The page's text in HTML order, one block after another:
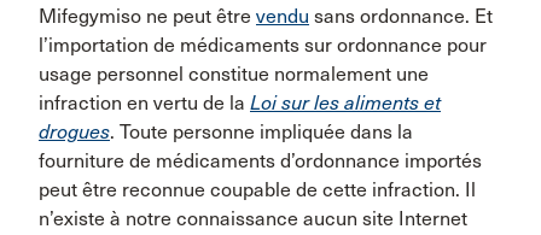
Mifegymiso ne peut être vendu sans ordonnance. Et
l’importation de médicaments sur ordonnance pour
usage personnel constitue normalement une
infraction en vertu de la Loi sur les aliments et
drogues. Toute personne impliquée dans la
fourniture de médicaments d’ordonnance importés
peut être reconnue coupable de cette infraction. Il
n’existe à notre connaissance aucun site Internet